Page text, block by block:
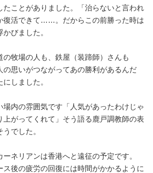
たことがありました。「治らないと言われ
復活できて……。だからこの前勝った時は
びました。
牧場の人も、鉄屋（装蹄師）さんも
の思いがつながってあの勝利があるんだ
しました。
内の雰囲気です「人気があったわけじゃ
上がってくれて」そう語る鹿戸調教師の表
でした。
ネリアンは香港へと遠征の予定です。
ス後の疲労の回復には時間がかかるように